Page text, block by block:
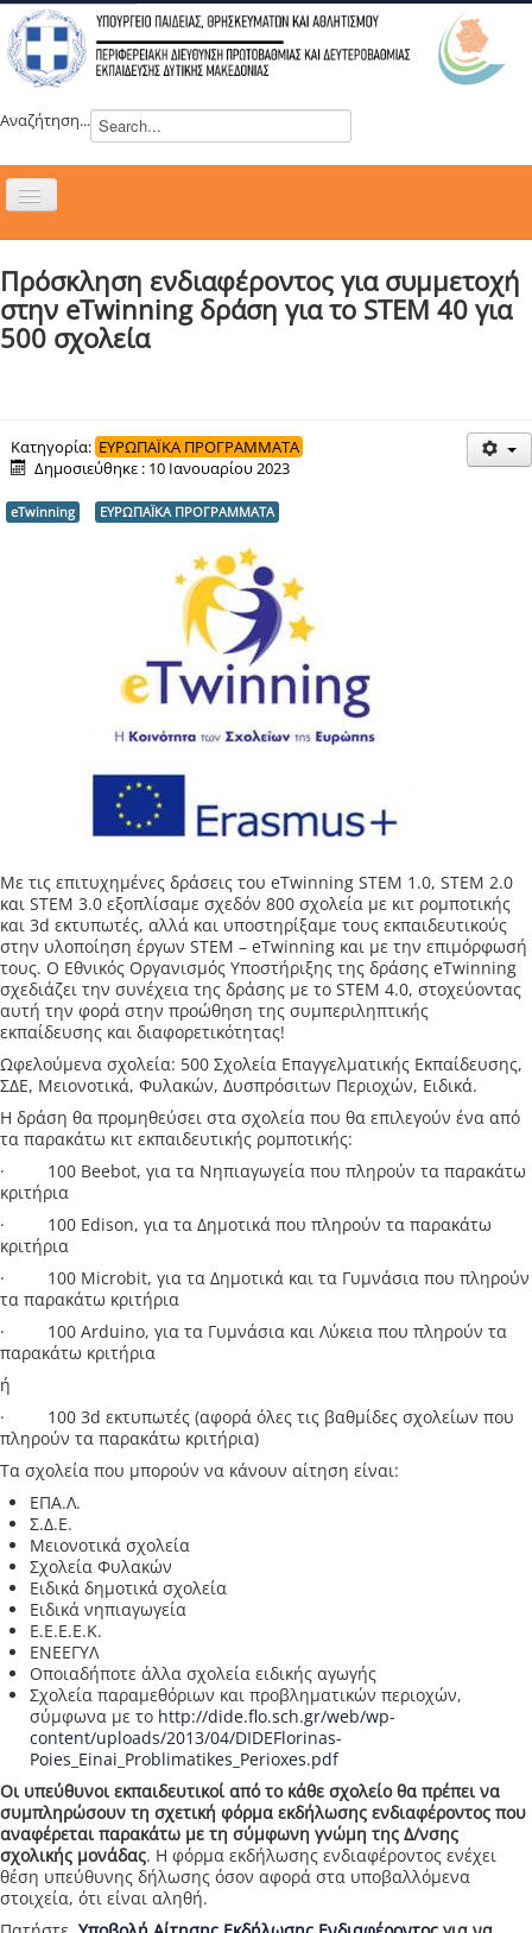
Αναζήτηση...
Εναλλαγή
ΝΕΑ
ΣΥΜΒΟΥΛΙΑ
ΔΡΑΣΕΙΣ
ΕΠΙΚΟΙΝΩΝΙΑ
ΕΞ ΑΠΟΣΤΑΣΕΩΣ ΕΚΠΑΙΔΕΥΣΗ
Πρόσκληση ενδιαφέροντος για συμμετοχή
στην eTwinning δράση για το STEM 40 για
500 σχολεία
Κατηγορία: ΕΥΡΩΠΑΪΚΑ ΠΡΟΓΡΑΜΜΑΤΑ
Δημοσιεύθηκε : 10 Ιανουαρίου 2023
eTwinning ΕΥΡΩΠΑΪΚΑ ΠΡΟΓΡΑΜΜΑΤΑ
Με τις επιτυχημένες δράσεις του eTwinning STEM 1.0, STEM 2.0
και STEM 3.0 εξοπλίσαμε σχεδόν 800 σχολεία με κιτ ρομποτικής
και 3d εκτυπωτές, αλλά και υποστηρίξαμε τους εκπαιδευτικούς
στην υλοποίηση έργων STEM – eTwinning και με την επιμόρφωσή
τους. O Εθνικός Οργανισμός Υποστήριξης της δράσης eTwinning
σχεδιάζει την συνέχεια της δράσης με το STEM 4.0, στοχεύοντας
αυτή την φορά στην προώθηση της συμπεριληπτικής
εκπαίδευσης και διαφορετικότητας!
Ωφελούμενα σχολεία: 500 Σχολεία Επαγγελματικής Εκπαίδευσης,
ΣΔΕ, Μειονοτικά, Φυλακών, Δυσπρόσιτων Περιοχών, Ειδικά.
Η δράση θα προμηθεύσει στα σχολεία που θα επιλεγούν ένα από
τα παρακάτω κιτ εκπαιδευτικής ρομποτικής:
· 100 Beebot, για τα Νηπιαγωγεία που πληρούν τα παρακάτω
κριτήρια
· 100 Edison, για τα Δημοτικά που πληρούν τα παρακάτω
κριτήρια
· 100 Microbit, για τα Δημοτικά και τα Γυμνάσια που πληρούν
τα παρακάτω κριτήρια
· 100 Arduino, για τα Γυμνάσια και Λύκεια που πληρούν τα
παρακάτω κριτήρια
ή
· 100 3d εκτυπωτές (αφορά όλες τις βαθμίδες σχολείων που
πληρούν τα παρακάτω κριτήρια)
Τα σχολεία που μπορούν να κάνουν αίτηση είναι:
ΕΠΑ.Λ.
Σ.Δ.Ε.
Μειονοτικά σχολεία
Σχολεία Φυλακών
Ειδικά δημοτικά σχολεία
Ειδικά νηπιαγωγεία
Ε.Ε.Ε.Ε.Κ.
ΕΝΕΕΓΥΛ
Οποιαδήποτε άλλα σχολεία ειδικής αγωγής
Σχολεία παραμεθόριων και προβληματικών περιοχών,
σύμφωνα με το http://dide.flo.sch.gr/web/wp-
content/uploads/2013/04/DIDEFlorinas-
Poies_Einai_Problimatikes_Perioxes.pdf
Οι υπεύθυνοι εκπαιδευτικοί από το κάθε σχολείο θα πρέπει να
συμπληρώσουν τη σχετική φόρμα εκδήλωσης ενδιαφέροντος που
αναφέρεται παρακάτω με τη σύμφωνη γνώμη της Δ/νσης
σχολικής μονάδας. Η φόρμα εκδήλωσης ενδιαφέροντος ενέχει
θέση υπεύθυνης δήλωσης όσον αφορά στα υποβαλλόμενα
στοιχεία, ότι είναι αληθή.